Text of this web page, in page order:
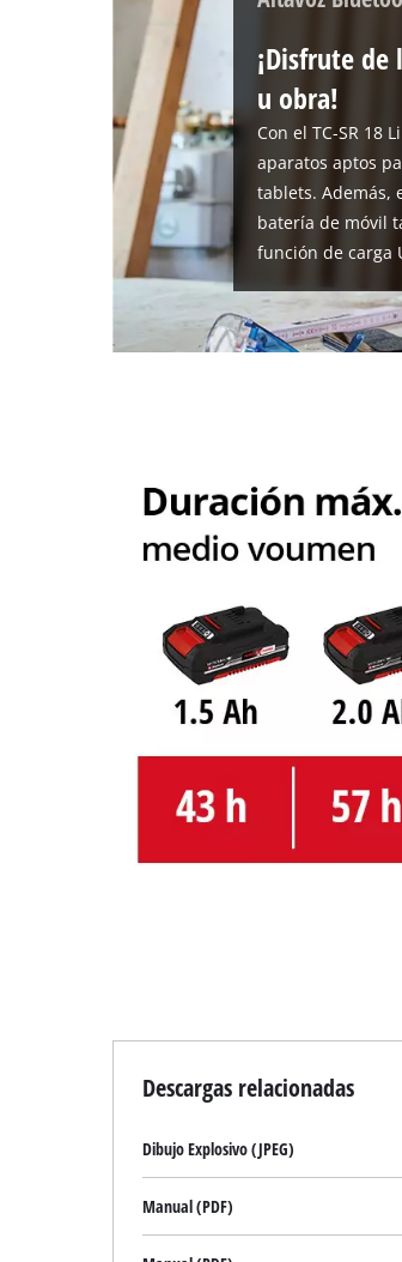
¡Disfrute
u obra!
Con el TC-SR 18
aparatos aptos
tablets. Además,
batería de móvil
función de carga
Descargas relacionadas
Dibujo Explosivo (JPEG)
Manual (PDF)